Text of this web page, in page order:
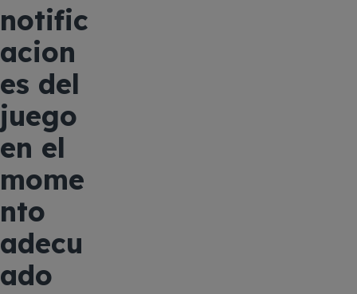
notific
acion
es del
juego
en el
mome
nto
adecu
ado